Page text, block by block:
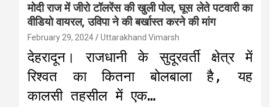
मोदी राज में जीरो टॉलरेंस की खुली पोल, घूस लेते पटवारी का
वीडियो वायरल, उविपा ने की बर्खास्त करने की मांग
February 29, 2024 Uttarakhand Vimarsh
देहरादून। राजधानी के सुदूरवर्ती क्षेत्र में
रिश्वत का कितना बोलबाला है, यह
कालसी तहसील में एक…